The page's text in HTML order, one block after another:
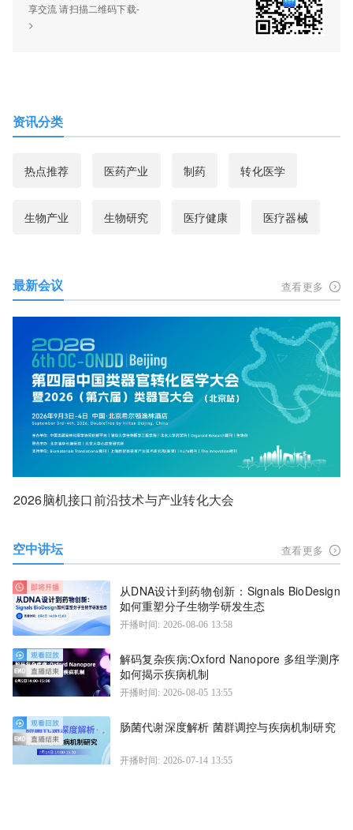
享交流 请扫描二维码下载-
>
资讯分类
热点推荐 医药产业 制药 转化医学
生物产业 生物研究 医疗健康 医疗器械
最新会议 查看更多
2026脑机接口前沿技术与产业转化大会
空中讲坛 查看更多
从DNA设计到药物创新：Signals BioDesign
如何重塑分子生物学研发生态
开播时间: 2026-08-06 13:58
解码复杂疾病:Oxford Nanopore 多组学测序
如何揭示疾病机制
开播时间: 2026-08-05 13:55
肠菌代谢深度解析 菌群调控与疾病机制研究
开播时间: 2026-07-14 13:55